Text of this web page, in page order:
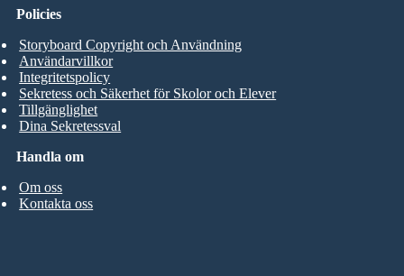
Handla om
Om oss
Kontakta oss
Policies
Storyboard Copyright och Användning
Användarvillkor
Integritetspolicy
Sekretess och Säkerhet för Skolor och Elever
Tillgänglighet
Dina Sekretessval